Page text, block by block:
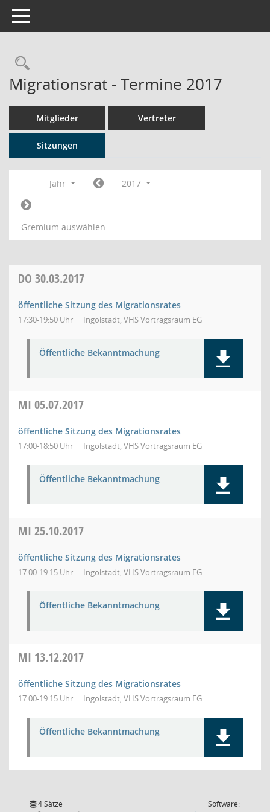
Toggle navigation
Rechercheauswahl
Migrationsrat - Termine 2017
Mitglieder Vertreter
Sitzungen
Jahr 2017
Gremium auswählen
DO 30.03.2017
öffentliche Sitzung des Migrationsrates
17:30-19:50 Uhr Ingolstadt, VHS Vortragsraum EG
Öffentliche Bekanntmachung
MI 05.07.2017
öffentliche Sitzung des Migrationsrates
17:00-18:50 Uhr Ingolstadt, VHS Vortragsraum EG
Öffentliche Bekanntmachung
MI 25.10.2017
öffentliche Sitzung des Migrationsrates
17:00-19:15 Uhr Ingolstadt, VHS Vortragsraum EG
Öffentliche Bekanntmachung
MI 13.12.2017
öffentliche Sitzung des Migrationsrates
17:00-19:15 Uhr Ingolstadt, VHS Vortragsraum EG
Öffentliche Bekanntmachung
4 Sätze
Software: